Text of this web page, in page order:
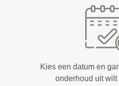
Kies een datum en
onderhoud uit wilt